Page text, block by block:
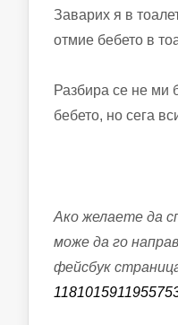
Заварих я в
отмие бебето в
Разбира се не ми
бебето, но
Ако желаете да
може да го
фейсбук